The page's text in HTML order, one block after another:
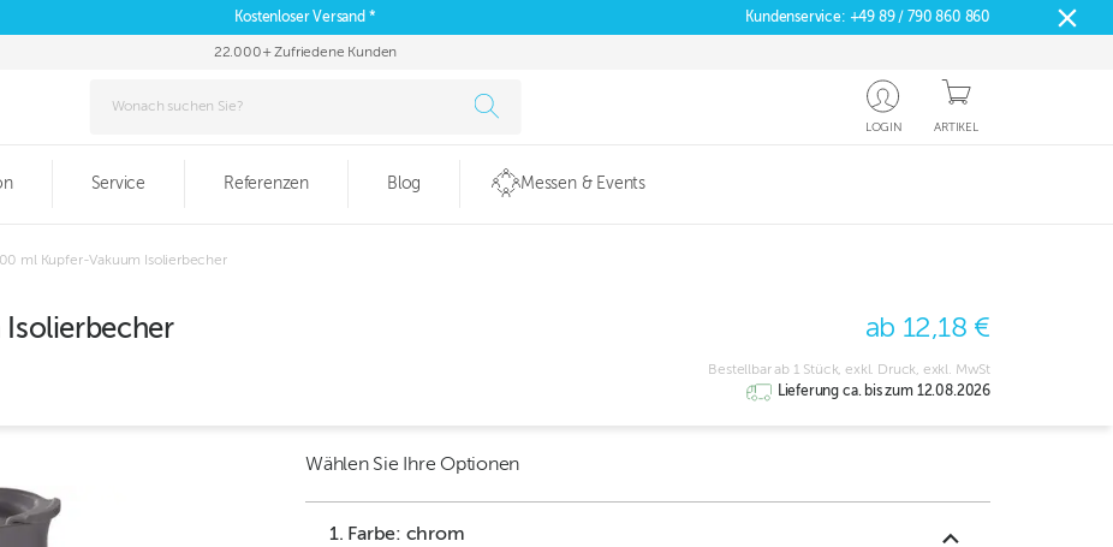
Kostenloser Versand * Kundenservice: +49 89 / 790 860 860
22.000+ Zufriedene Kunden
LOGIN ARTIKEL
Service Referenzen Blog Messen & Events
ml Kupfer-Vakuum Isolierbecher
Isolierbecher ab 12,18 €
Bestellbar ab 1 Stück, exkl. Druck, exkl. MwSt
Lieferung ca. bis zum 12.08.2026
Wählen Sie Ihre Optionen
1. Farbe: chrom